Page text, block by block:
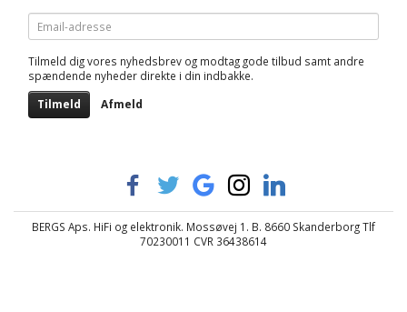
Email-
adresse
Tilmeld dig vores nyhedsbrev og modtag gode tilbud samt andre
spændende nyheder direkte i din indbakke.
Tilmeld Afmeld
BERGS Aps. HiFi og elektronik. Mossøvej 1. B. 8660 Skanderborg Tlf
70230011 CVR 36438614